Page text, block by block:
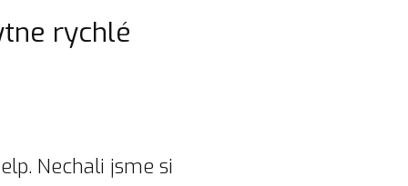
rychlé
Nechali jsme si